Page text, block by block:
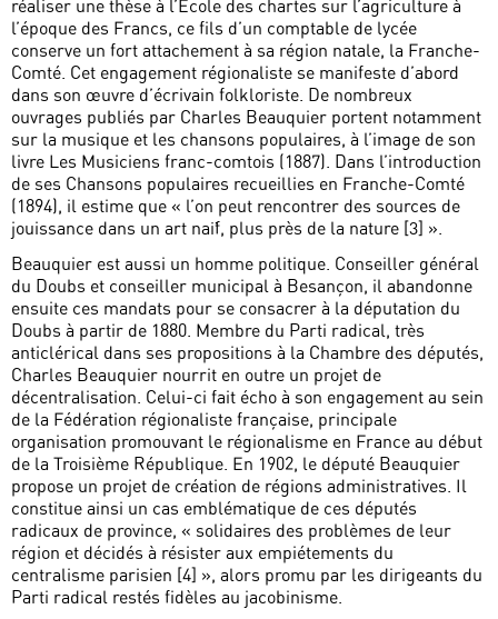
réaliser une thèse à l’École des chartes sur l’agriculture à
l’époque des Francs, ce fils d’un comptable de lycée
conserve un fort attachement à sa région natale, la Franche-
Comté. Cet engagement régionaliste se manifeste d’abord
dans son œuvre d’écrivain folkloriste. De nombreux
ouvrages publiés par Charles Beauquier portent notamment
sur la musique et les chansons populaires, à l’image de son
livre Les Musiciens franc-comtois (1887). Dans l’introduction
de ses Chansons populaires recueillies en Franche-Comté
(1894), il estime que « l’on peut rencontrer des sources de
jouissance dans un art naïf, plus près de la nature [3] ».
Beauquier est aussi un homme politique. Conseiller général
du Doubs et conseiller municipal à Besançon, il abandonne
ensuite ces mandats pour se consacrer à la députation du
Doubs à partir de 1880. Membre du Parti radical, très
anticlérical dans ses propositions à la Chambre des députés,
Charles Beauquier nourrit en outre un projet de
décentralisation. Celui-ci fait écho à son engagement au sein
de la Fédération régionaliste française, principale
organisation promouvant le régionalisme en France au début
de la Troisième République. En 1902, le député Beauquier
propose un projet de création de régions administratives. Il
constitue ainsi un cas emblématique de ces députés
radicaux de province, « solidaires des problèmes de leur
région et décidés à résister aux empiétements du
centralisme parisien [4] », alors promu par les dirigeants du
Parti radical restés fidèles au jacobinisme.